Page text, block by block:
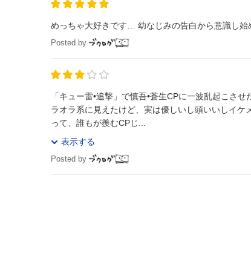
Posted by
「キュー雷•追撃」で慎吾•蒼生CPに一波乱起こさせた張本人•
ラオラ系に見えたけど、実は優しいし頭いいしイ
って、誰もが羨むCPじ...
表示する
Posted by